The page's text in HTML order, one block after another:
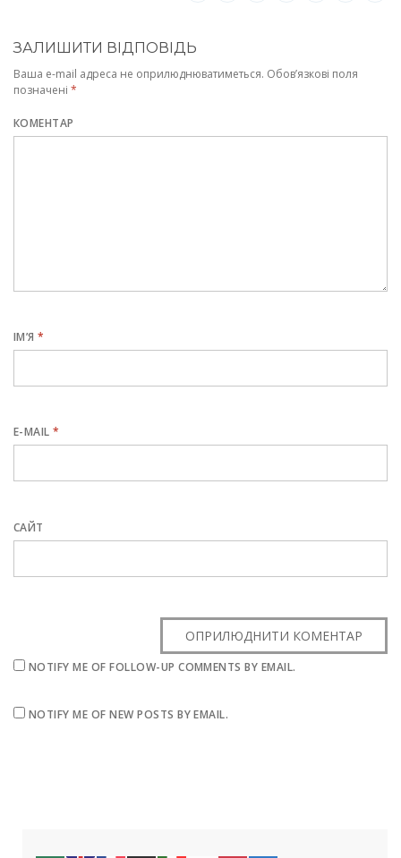
ЗАЛИШИТИ ВІДПОВІДЬ
Ваша e-mail адреса не оприлюднюватиметься. Обов’язкові поля
позначені *
КОМЕНТАР
ІМ’Я*
E-MAIL*
САЙТ
NOTIFY ME OF FOLLOW-UP COMMENTS BY EMAIL.
NOTIFY ME OF NEW POSTS BY EMAIL.